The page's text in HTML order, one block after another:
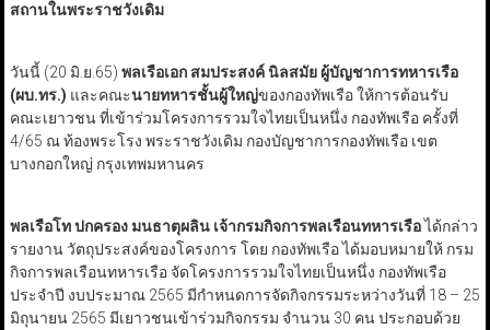
สถานในพระราชวังเดิม
วันนี้ (20 มิ.ย.65) พลเรือเอก สมประสงค์ นิลสมัย ผู้บัญชาการทหารเรือ
(ผบ.ทร.) และคณะนายทหารชั้นผู้ใหญ่ของกองทัพเรือ ให้การต้อนรับ
คณะเยาวชน ที่เข้าร่วมโครงการรวมใจไทยเป็นหนึ่ง กองทัพเรือ ครั้งที่
4/65 ณ ท้องพระโรง พระราชวังเดิม กองบัญชาการกองทัพเรือ เขต
บางกอกใหญ่ กรุงเทพมหานคร
พลเรือโท ปกครอง มนธาตุผลิน เจ้ากรมกิจการพลเรือนทหารเรือได้กล่าว
รายงาน วัตถุประสงค์ของโครงการ โดย กองทัพเรือ ได้มอบหมายให้ กรม
กิจการพลเรือนทหารเรือ จัดโครงการรวมใจไทยเป็นหนึ่ง กองทัพเรือ
ประจำปี งบประมาณ 2565 มีกำหนดการจัดกิจกรรมระหว่างวันที่ 18 – 25
มิถุนายน 2565 มีเยาวชนเข้าร่วมกิจกรรม จำนวน 30 คน ประกอบด้วย